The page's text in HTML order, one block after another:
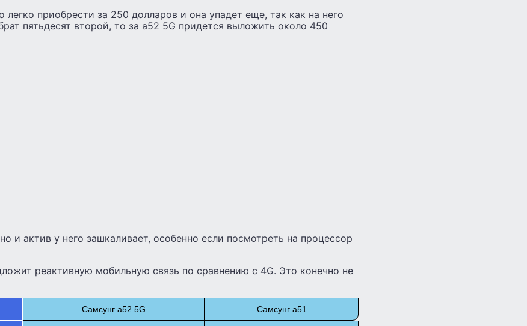
легко приобрести за 250 долларов и она упадет еще, так как на него
пятьдесят второй, то за а52 5G придется выложить около 450
и актив у него зашкаливает, особенно если посмотреть на процессор
реактивную мобильную связь по сравнению с 4G. Это конечно не
Самсунг а52 5G Самсунг а51